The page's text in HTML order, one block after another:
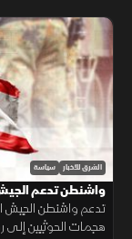
الشرق للأخبار سياسة
واشنطن تدعم الجيش
تدعم واشنطن الجيش
هجمات الحوثيين إلى